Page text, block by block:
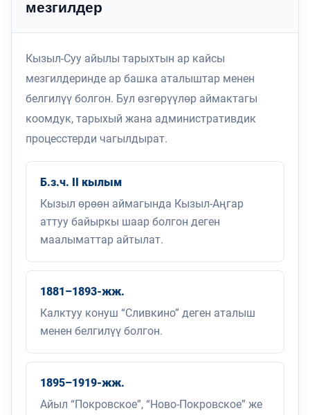
мезгилдер
Кызыл-Суу айылы тарыхтын ар кайсы
мезгилдеринде ар башка аталыштар менен
белгилүү болгон. Бул өзгөрүүлөр аймактагы
коомдук, тарыхый жана административдик
процесстерди чагылдырат.
Б.з.ч. II кылым
Кызыл өрөөн аймагында Кызыл-Аңгар
аттуу байыркы шаар болгон деген
маалыматтар айтылат.
1881–1893-жж.
Калктуу конуш “Сливкино” деген аталыш
менен белгилүү болгон.
1895–1919-жж.
Айыл “Покровское”, “Ново-Покровское” же